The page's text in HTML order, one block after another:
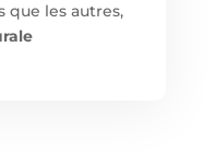
que les autres,